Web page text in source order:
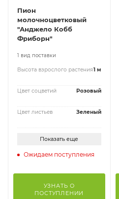
Пион
молочноцветковый
"Анджело Кобб
Фриборн"
1 вид поставки
Высота взрослого растения1 м
Цвет соцветий Розовый
Цвет листьев Зеленый
Показать еще
Ожидаем поступления
УЗНАТЬ О
ПОСТУПЛЕНИИ